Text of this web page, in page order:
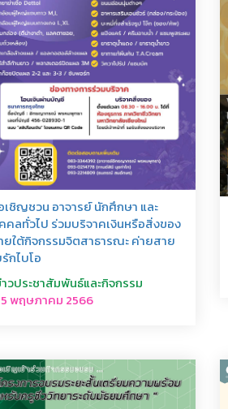
เชิญชวน อาจารย์ นักศึกษา และ
คลทั่วไป ร่วมบริจาคเงินหรือสิ่งของ
ยใต้กิจกรรมจิตสาธารณะ ค่ายสาย
กไบโอ
วประชาสัมพันธ์และกิจกรรม
พฤษภาคม 2566